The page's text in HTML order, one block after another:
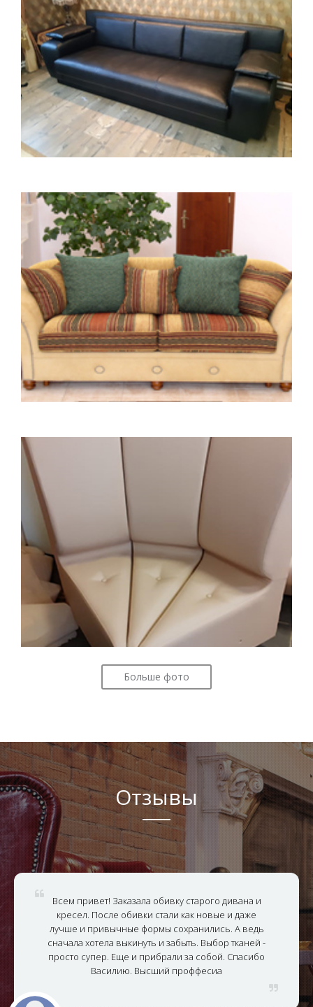
Больше фото
Отзывы
Всем привет! Заказала обивку старого дивана и
кресел. После обивки стали как новые и даже
лучше и привычные формы сохранились. А ведь
сначала хотела выкинуть и забыть. Выбор тканей -
просто супер. Еще и прибрали за собой. Спасибо
Василию. Высший проффесиа